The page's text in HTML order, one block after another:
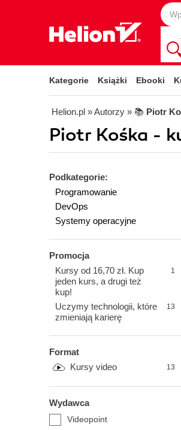
Kategorie Książki Ebooki
Helion.pl » Autorzy » 📚 Piotr
Piotr Kośka -
Podkategorie:
Programowanie
DevOps
Systemy operacyjne
Promocja
Kursy od 16,70 zł. Kup
jeden kurs, a drugi też
kup!
1
Uczymy technologii, które
zmieniają karierę
13
Format
Kursy video
13
Wydawca
Videopoint